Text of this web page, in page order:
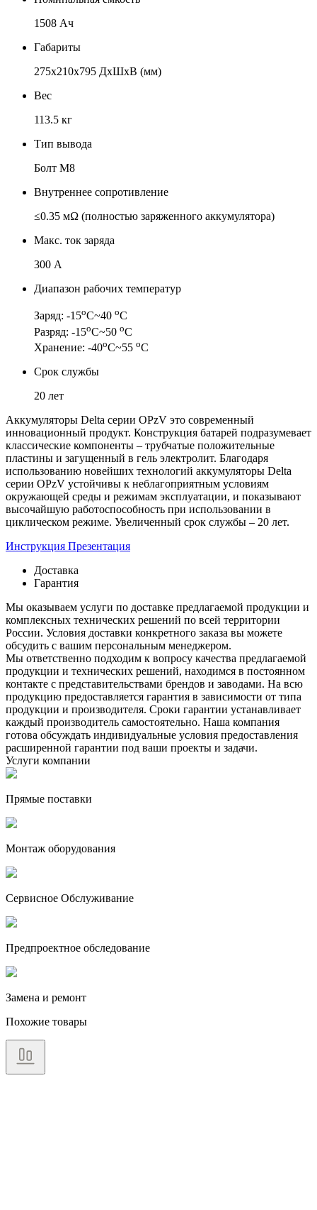
1508 Ач
Габариты
275x210x795 ДхШхВ (мм)
Вес
113.5 кг
Тип вывода
Болт М8
Внутреннее сопротивление
≤0.35 мΩ (полностью заряженного аккумулятора)
Макс. ток заряда
300 А
Диапазон рабочих температур
Заряд: -15оС~40 оС
Разряд: -15оС~50 оС
Хранение: -40оС~55 оС
Срок службы
20 лет
Аккумуляторы Delta серии OPzV это современный
инновационный продукт. Конструкция батарей подразумевает
классические компоненты – трубчатые положительные
пластины и загущенный в гель электролит. Благодаря
использованию новейших технологий аккумуляторы Delta
серии OPzV устойчивы к неблагоприятным условиям
окружающей среды и режимам эксплуатации, и показывают
высочайшую работоспособность при использовании в
циклическом режиме. Увеличенный срок службы – 20 лет.
Инструкция Презентация
Доставка
Гарантия
Мы оказываем услуги по доставке предлагаемой продукции и
комплексных технических решений по всей территории
России. Условия доставки конкретного заказа вы можете
обсудить с вашим персональным менеджером.
Мы ответственно подходим к вопросу качества предлагаемой
продукции и технических решений, находимся в постоянном
контакте с представительствами брендов и заводами. На всю
продукцию предоставляется гарантия в зависимости от типа
продукции и производителя. Сроки гарантии устанавливает
каждый производитель самостоятельно. Наша компания
готова обсуждать индивидуальные условия предоставления
расширенной гарантии под ваши проекты и задачи.
Услуги компании
Прямые поставки
Монтаж оборудования
Сервисное Обслуживание
Предпроектное обследование
Замена и ремонт
Похожие товары